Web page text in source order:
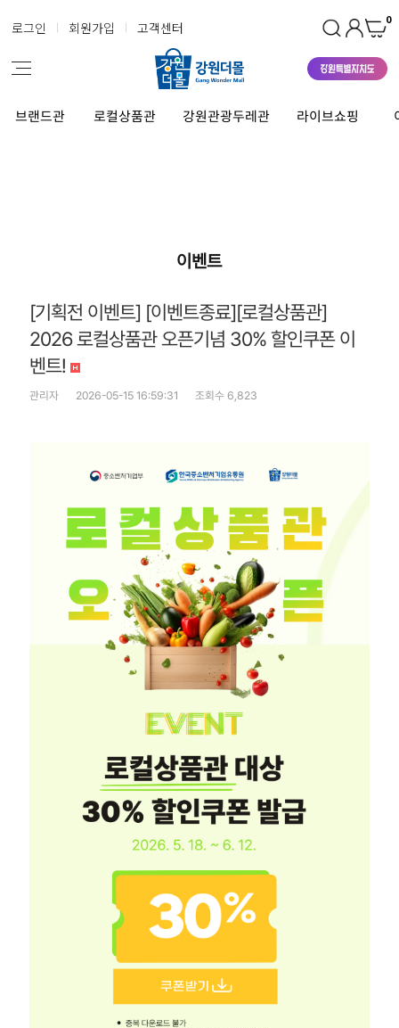
로그인 회원가입 고객센터 0
브랜드관 로컬상품관 강원관광두레관 라이브쇼핑
이벤트
[기획전 이벤트] [이벤트종료][로컬상품관]
2026 로컬상품관 오픈기념 30% 할인쿠폰 이
벤트!
관리자 2026-05-15 16:59:31 조회수 6,823